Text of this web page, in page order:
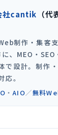
社cantik （
制作・集客
、MEO・SEO
で設計。制作
。
・AIO／無料